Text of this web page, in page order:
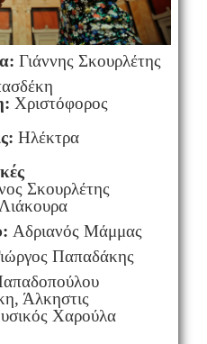
Γιάννης Σκουρλέτης
Χριστόφορος
Ηλέκτρα
Σκουρλέτης
Αδριανός Μάμμας
Παπαδάκης
Άλκηστις
Χαρούλα